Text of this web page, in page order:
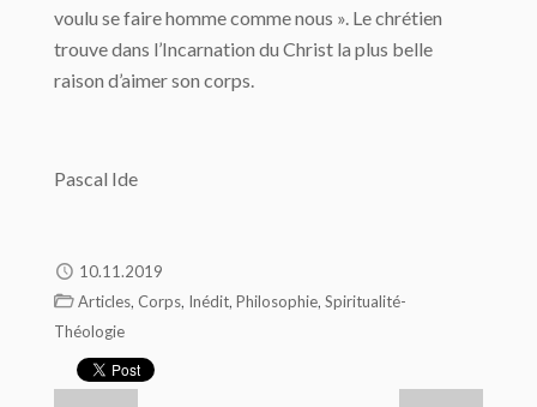
voulu se faire homme comme nous ». Le chrétien
trouve dans l’Incarnation du Christ la plus belle
raison d’aimer son corps.
Pascal Ide
10.11.2019
Articles, Corps, Inédit, Philosophie, Spiritualité-
Théologie